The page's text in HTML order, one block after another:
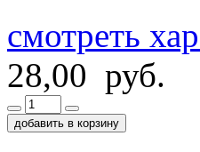
смотреть
28,00 руб.
добавить в корзину